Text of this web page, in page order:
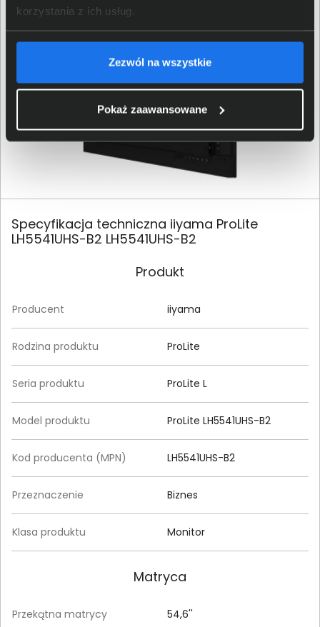
korzystania z ich usług.
Zezwól na wszystkie
Pokaż zaawansowane
Specyfikacja techniczna iiyama ProLite
LH5541UHS-B2 LH5541UHS-B2
Produkt
Producent iiyama
Rodzina produktu ProLite
Seria produktu ProLite L
Model produktu ProLite LH5541UHS-B2
Kod producenta (MPN) LH5541UHS-B2
Przeznaczenie Biznes
Klasa produktu Monitor
Matryca
Przekątna matrycy 54,6''